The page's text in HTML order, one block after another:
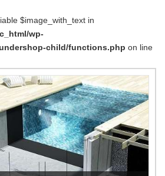
$image_with_text in
wp-
child/functions.php on line